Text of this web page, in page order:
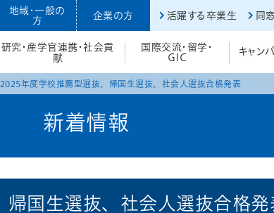
地域・一般の
方
企業の方 活躍する卒業生 同
研究・産学官連携・社会貢
献
国際交流・留学・
GIC
キャン
2025年度学校推薦型選抜、帰国生選抜、社会人選抜合格発表
新着情報
国生選抜、社会人選抜合格発